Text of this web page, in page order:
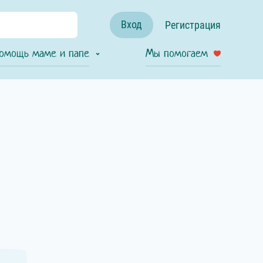
маме и папе Мы помогаем
Регистрация
Вход